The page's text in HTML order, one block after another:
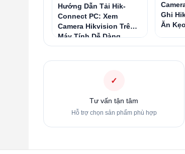
Hướng Dẫn Tải Hik-
Connect PC: Xem
Camera Hikvision Trên
Máy Tính Dễ Dàng
Ghi
Ăn
✓
Tư vấn tận tâm
Hỗ trợ chọn sản phẩm phù hợp